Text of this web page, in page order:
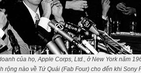
của họ, Apple Corps, Ltd., ở New York năm
nào về Tứ Quái (Fab Four) cho đến khi Sony